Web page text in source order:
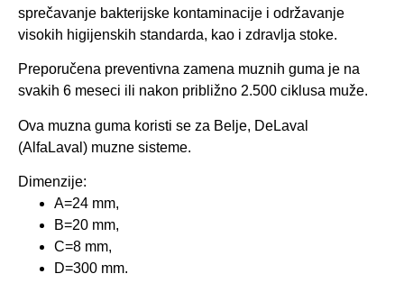
sprečavanje bakterijske kontaminacije i održavanje
visokih higijenskih standarda, kao i zdravlja stoke.
Preporučena preventivna zamena muznih guma je na
svakih 6 meseci ili nakon približno 2.500 ciklusa muže.
Ova muzna guma koristi se za Belje, DeLaval
(AlfaLaval) muzne sisteme.
Dimenzije:
A=24 mm,
B=20 mm,
C=8 mm,
D=300 mm.